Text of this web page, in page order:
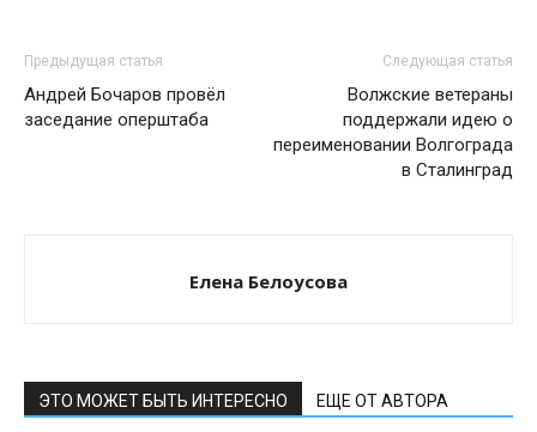
Предыдущая статья
Андрей Бочаров провёл
заседание оперштаба
Следующая статья
Волжские ветераны
поддержали идею о
переименовании Волгограда
в Сталинград
Елена Белоусова
ЭТО МОЖЕТ БЫТЬ ИНТЕРЕСНО ЕЩЕ ОТ АВТОРА